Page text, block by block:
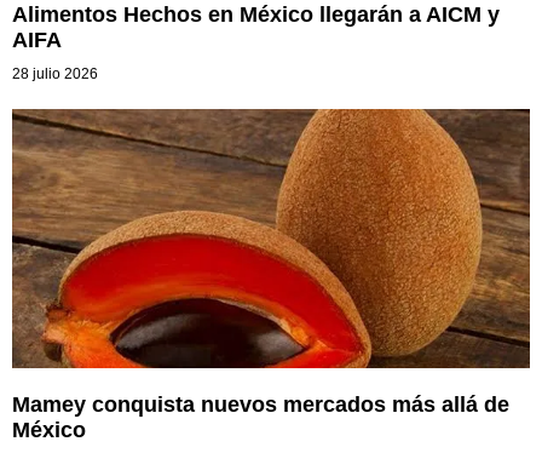
Alimentos Hechos en México llegarán a AICM y
AIFA
28 julio 2026
Mamey conquista nuevos mercados más allá de
México